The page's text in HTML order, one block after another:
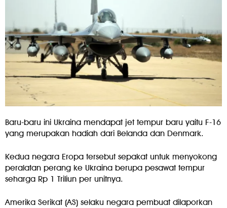
Baru-baru ini Ukraina mendapat jet tempur baru yaitu F-16
yang merupakan hadiah dari Belanda dan Denmark.
Kedua negara Eropa tersebut sepakat untuk menyokong
peralatan perang ke Ukraina berupa pesawat tempur
seharga Rp 1 Triliun per unitnya.
Amerika Serikat (AS) selaku negara pembuat dilaporkan